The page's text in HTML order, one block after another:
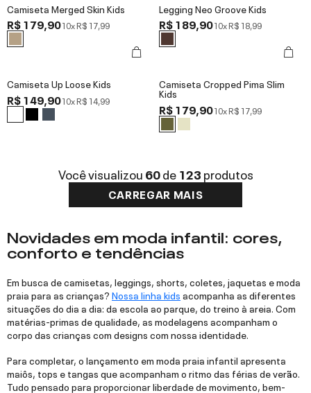
Camiseta Merged Skin Kids
R$ 179,9010xR$ 17,99
Legging Neo Groove Kids
R$ 189,9010xR$ 18,99
Camiseta Up Loose Kids
R$ 149,9010xR$ 14,99
Camiseta Cropped Pima Slim
Kids
R$ 179,9010xR$ 17,99
Você visualizou60de123produtos
CARREGAR MAIS
Novidades em moda infantil: cores,
conforto e tendências
Em busca de camisetas, leggings, shorts, coletes, jaquetas e moda
praia para as crianças? Nossa linha kids acompanha as diferentes
situações do dia a dia: da escola ao parque, do treino à areia. Com
matérias-primas de qualidade, as modelagens acompanham o
corpo das crianças com designs com nossa identidade.
Para completar, o lançamento em moda praia infantil apresenta
maiôs, tops e tangas que acompanham o ritmo das férias de verão.
Tudo pensado para proporcionar liberdade de movimento, bem-